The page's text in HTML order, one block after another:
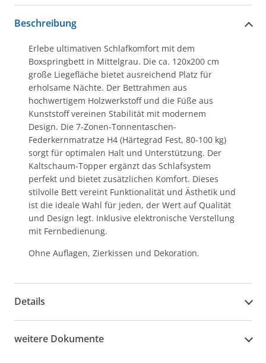
Beschreibung
Erlebe ultimativen Schlafkomfort mit dem
Boxspringbett in Mittelgrau. Die ca. 120x200 cm
große Liegefläche bietet ausreichend Platz für
erholsame Nächte. Der Bettrahmen aus
hochwertigem Holzwerkstoff und die Füße aus
Kunststoff vereinen Stabilität mit modernem
Design. Die 7-Zonen-Tonnentaschen-
Federkernmatratze H4 (Härtegrad Fest, 80-100 kg)
sorgt für optimalen Halt und Unterstützung. Der
Kaltschaum-Topper ergänzt das Schlafsystem
perfekt und bietet zusätzlichen Komfort. Dieses
stilvolle Bett vereint Funktionalität und Ästhetik und
ist die ideale Wahl für jeden, der Wert auf Qualität
und Design legt. Inklusive elektronische Verstellung
mit Fernbedienung.
Ohne Auflagen, Zierkissen und Dekoration.
Details
weitere Dokumente